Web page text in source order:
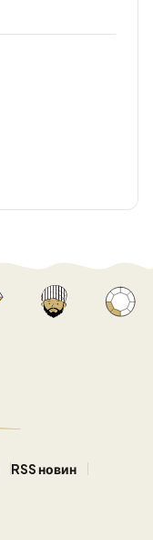
RSS новин